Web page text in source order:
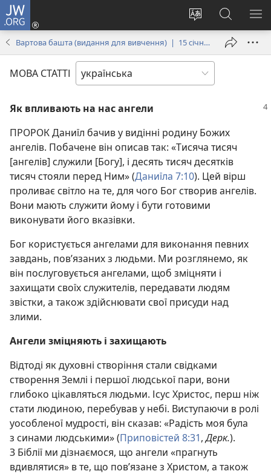
JW.ORG
Змінити
Увійти
(відкривається
вікні)
Пошук
на
сайті
Вартова башта (видання для вивчення) | 15 січня 2006
МОВА СТАТТІ
Як впливають на нас ангели
ПРОРОК Даниїл бачив у видінні родину Божих
ангелів. Побачене він описав так: «Тисяча тисяч
[ангелів] служили [Богу], і десять тисяч десятків
тисяч стояли перед Ним» (Даниїла 7:10). Цей вірш
проливає світло на те, для чого Бог створив ангелів.
Вони мають служити йому і бути готовими
виконувати його вказівки.
Бог користується ангелами для виконання певних
завдань, пов’язаних з людьми. Ми розглянемо, як
він послуговується ангелами, щоб зміцняти і
захищати своїх служителів, передавати людям
звістки, а також здійснювати свої присуди над
злими.
Ангели зміцняють і захищають
Відтоді як духовні створіння стали свідками
створення Землі і першої людської пари, вони
глибоко цікавляться людьми. Ісус Христос, перш ніж
стати людиною, перебував у небі. Виступаючи в ролі
уособленої мудрості, він сказав: «Радість моя була
з синами людськими» (Приповістей 8:31,Дерк.).
З Біблії ми дізнаємося, що ангели «прагнуть
вдивлятися» в те, що пов’язане з Христом, а також